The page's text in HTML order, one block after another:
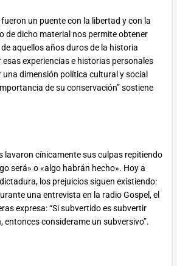
un puente con la libertad y con la
de dicho material nos permite obtener
aquellos años duros de la historia
esas experiencias e historias personales
dimensión política cultural y social
de su conservación” sostiene
lavaron cínicamente sus culpas repitiendo
será» o «algo habrán hecho». Hoy a
los prejuicios siguen existiendo:
una entrevista en la radio Gospel, el
expresa: “Si subvertido es subvertir
entonces considerame un subversivo”.